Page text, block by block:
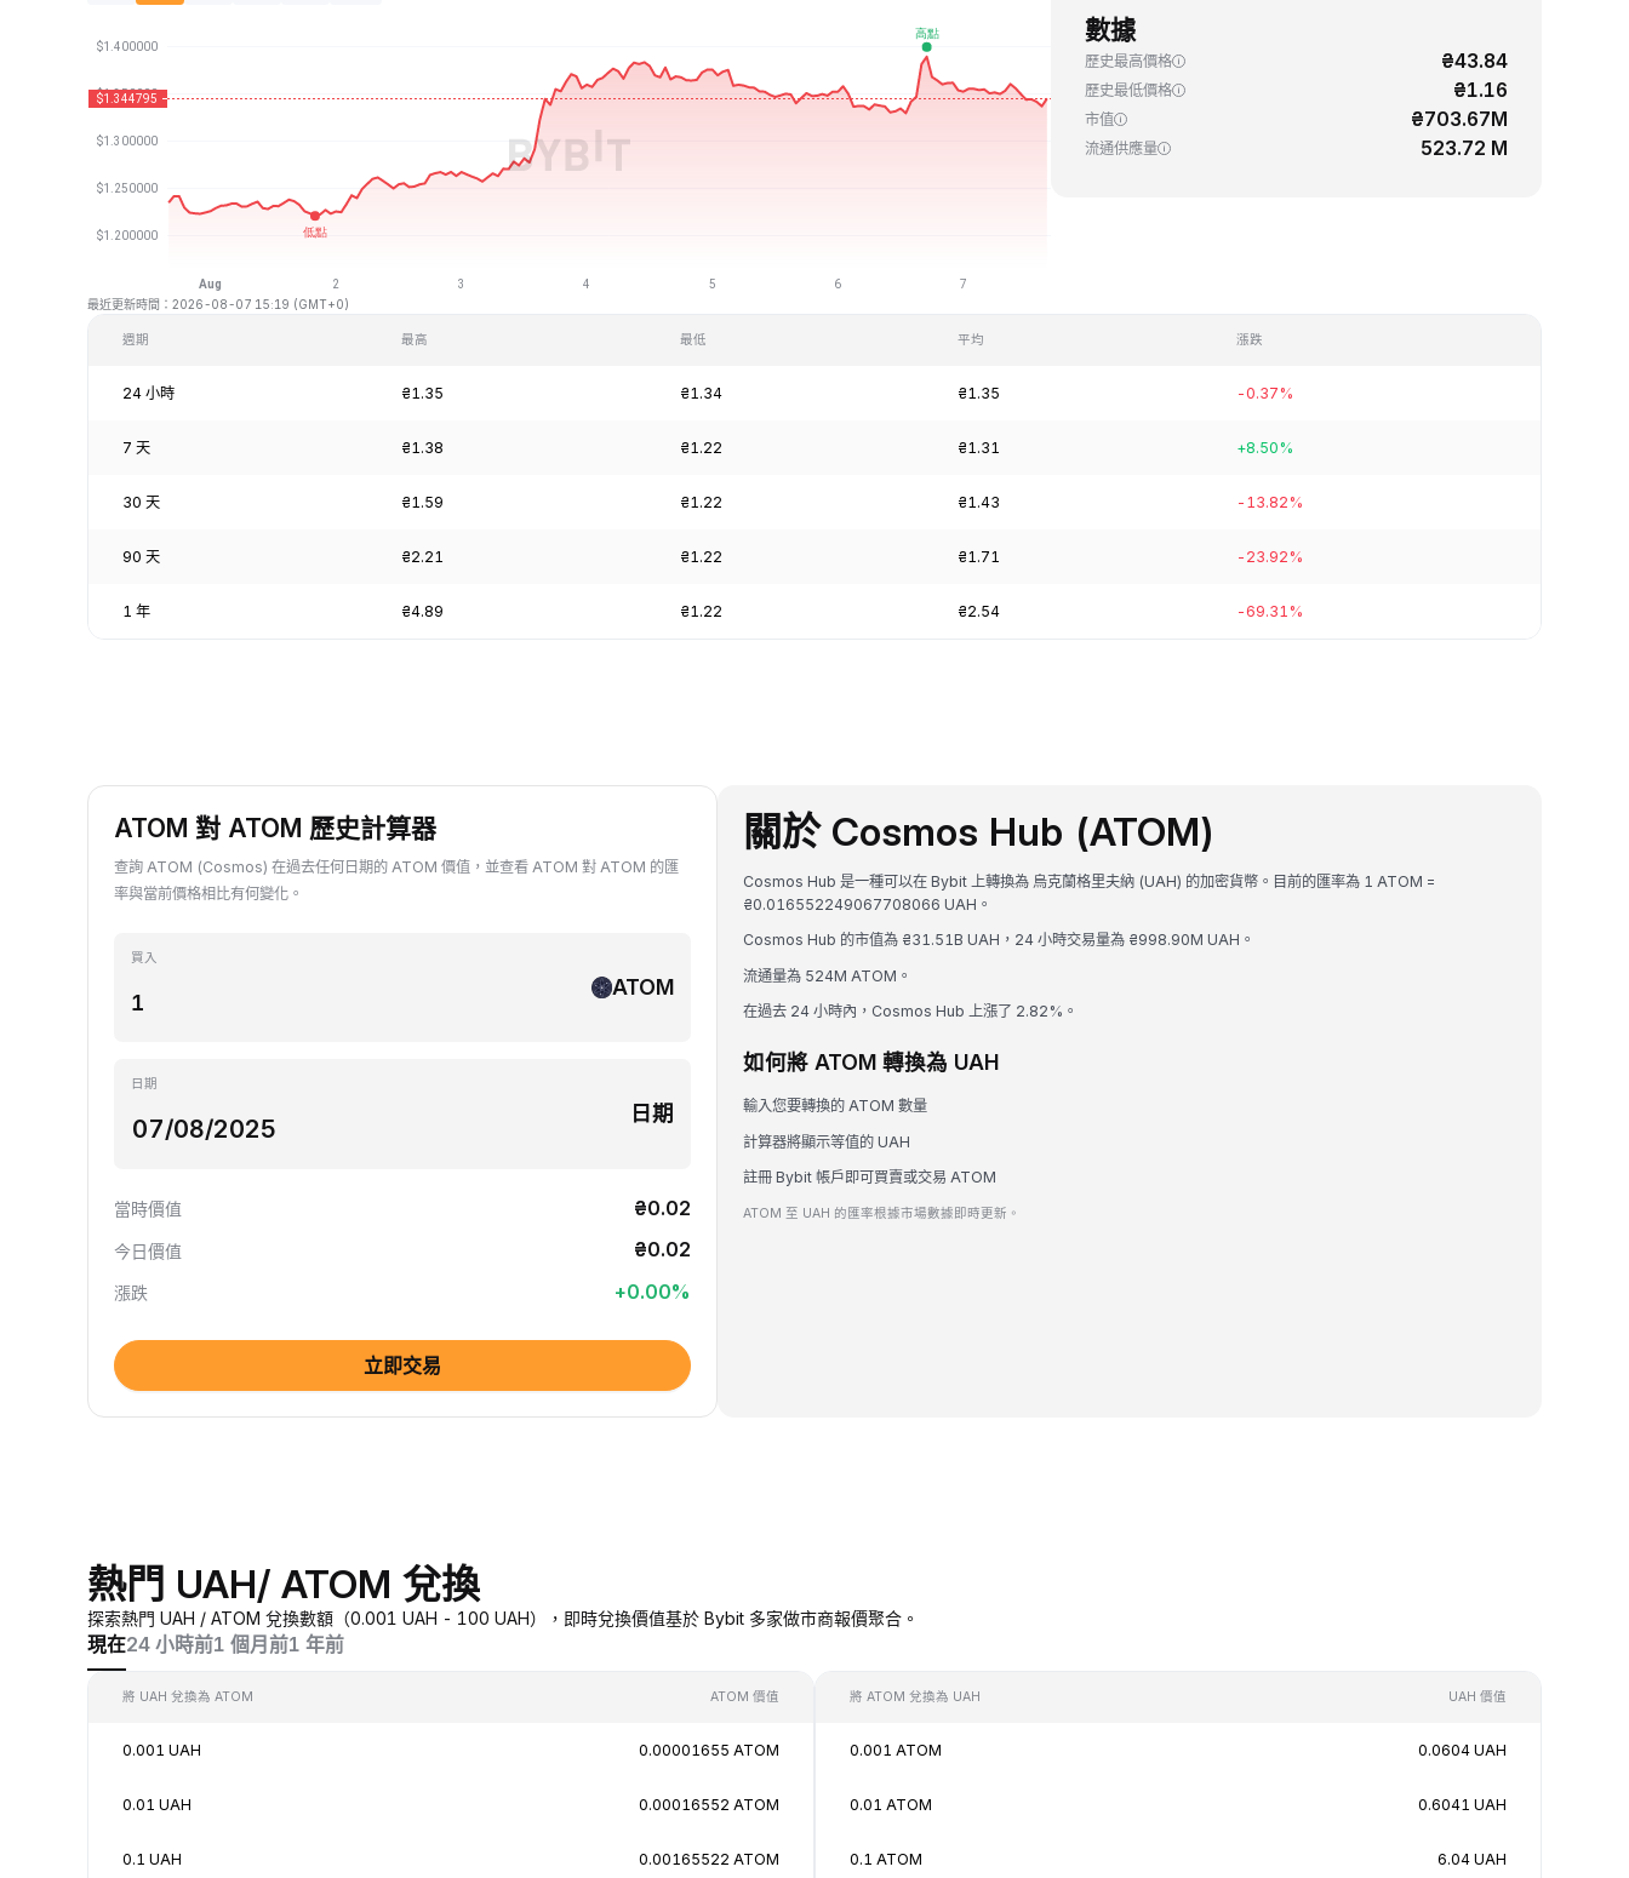
最近更新時間：2026-08-07 15:19 (GMT+0)
數據
歷史最高價格 ₴43.84
歷史最低價格 ₴1.16
市值 ₴703.67M
流通供應量 523.72 M
週期 最高 最低 平均 漲跌
24 小時 ₴1.35 ₴1.34 ₴1.35 -0.37%
7 天 ₴1.38 ₴1.22 ₴1.31 +8.50%
30 天 ₴1.59 ₴1.22 ₴1.43 -13.82%
90 天 ₴2.21 ₴1.22 ₴1.71 -23.92%
1 年 ₴4.89 ₴1.22 ₴2.54 -69.31%
ATOM 對 ATOM 歷史計算器
查詢 ATOM (Cosmos) 在過去任何日期的 ATOM 價值，並查看 ATOM 對 ATOM 的匯
率與當前價格相比有何變化。
買入
ATOM
日期
日期
當時價值 ₴0.02
今日價值 ₴0.02
漲跌 +0.00%
立即交易
關於 Cosmos Hub (ATOM)
Cosmos Hub 是一種可以在 Bybit 上轉換為 烏克蘭格里夫納 (UAH) 的加密貨幣。目前的匯率為 1 ATOM =
₴0.016552249067708066 UAH。
Cosmos Hub 的市值為 ₴31.51B UAH，24 小時交易量為 ₴998.90M UAH。
流通量為 524M ATOM。
在過去 24 小時內，Cosmos Hub 上漲了 2.82%。
如何將 ATOM 轉換為 UAH
輸入您要轉換的 ATOM 數量
計算器將顯示等值的 UAH
註冊 Bybit 帳戶即可買賣或交易 ATOM
ATOM 至 UAH 的匯率根據市場數據即時更新。
熱門 UAH/ ATOM 兌換
探索熱門 UAH / ATOM 兌換數額（0.001 UAH - 100 UAH），即時兌換價值基於 Bybit 多家做市商報價聚合。
現在24 小時前1 個月前1 年前
將 UAH 兌換為 ATOM ATOM 價值
0.001 UAH 0.00001655 ATOM
0.01 UAH 0.00016552 ATOM
0.1 UAH 0.00165522 ATOM
將 ATOM 兌換為 UAH UAH 價值
0.001 ATOM 0.0604 UAH
0.01 ATOM 0.6041 UAH
0.1 ATOM 6.04 UAH